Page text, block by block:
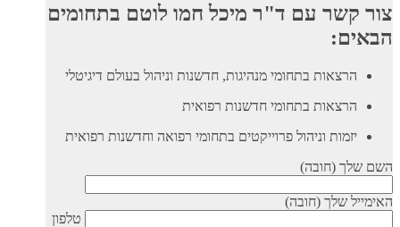
צור קשר עם ד"ר מיכל חמו לוטם בתחומים
הבאים:
הרצאות בתחומי מנהיגות, חדשנות וניהול בעולם דיגיטלי
הרצאות בתחומי חדשנות רפואית
יזמות וניהול פרוייקטים בתחומי רפואה וחדשנות רפואית
השם שלך (חובה)
האימייל שלך (חובה)
טלפון